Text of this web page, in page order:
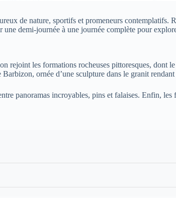
de nature, sportifs et promeneurs contemplatifs.
demi-journée à une journée complète pour
rejoint les formations rocheuses pittoresques, dont
ornée d’une sculpture dans le granit
panoramas incroyables, pins et falaises. Enfin,